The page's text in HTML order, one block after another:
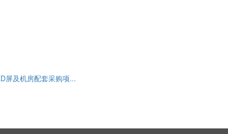
屏及机房配套采购项...